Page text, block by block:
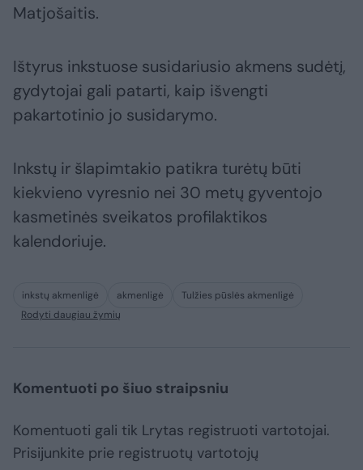
Matjošaitis.
Ištyrus inkstuose susidariusio akmens sudėtį,
gydytojai gali patarti, kaip išvengti
pakartotinio jo susidarymo.
Inkstų ir šlapimtakio patikra turėtų būti
kiekvieno vyresnio nei 30 metų gyventojo
kasmetinės sveikatos profilaktikos
kalendoriuje.
inkstų akmenligė akmenligė
Tulžies pūslės akmenligė
Rodyti daugiau žymių
Komentuoti po šiuo straipsniu
Komentuoti gali tik Lrytas registruoti vartotojai.
Prisijunkite prie registruotų vartotojų